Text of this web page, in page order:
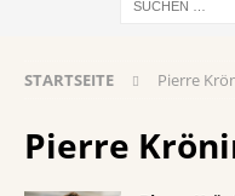
STARTSEITE Pierre
Pierre